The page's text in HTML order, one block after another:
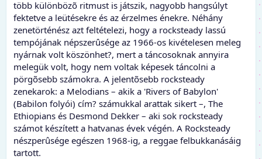
több különbözõ ritmust is játszik, nagyobb hangsúlyt
fektetve a leütésekre és az érzelmes énekre. Néhány
zenetörténész azt feltételezi, hogy a rocksteady lassú
tempójának népszerûsége az 1966-os kivételesen meleg
nyárnak volt köszönhet?, mert a táncosoknak annyira
melegük volt, hogy nem voltak képesek táncolni a
pörgõsebb számokra. A jelentõsebb rocksteady
zenekarok: a Melodians – akik a 'Rivers of Babylon'
(Babilon folyói) cím? számukkal arattak sikert –, The
Ethiopians és Desmond Dekker – aki sok rocksteady
számot készített a hatvanas évek végén. A Rocksteady
nészperûsége egészen 1968-ig, a reggae felbukkanásáig
tartott.